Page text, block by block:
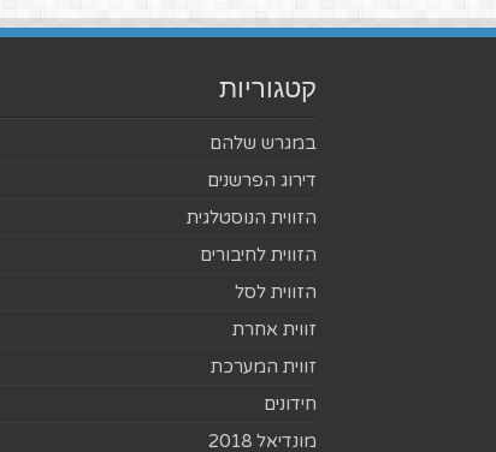
קטגוריות
במגרש שלהם
דירוג הפרשנים
הזווית הנוסטלגית
הזווית לחיבורים
הזווית לסל
זווית אחרת
זווית המערכת
חידונים
מונדיאל 2018